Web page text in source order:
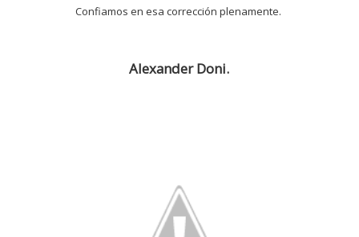
Confiamos en esa corrección plenamente.
Alexander Doni.